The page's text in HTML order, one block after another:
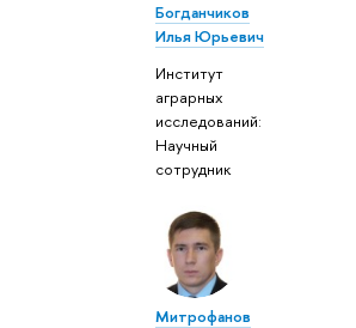
Богданчиков
Илья Юрьевич
Институт
аграрных
исследований:
Научный
сотрудник
Митрофанов